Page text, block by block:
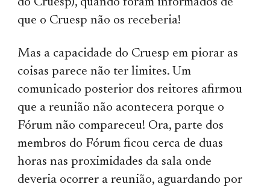
do Cruesp), quando foram informados de
que o Cruesp não os receberia!
Mas a capacidade do Cruesp em piorar as
coisas parece não ter limites. Um
comunicado posterior dos reitores afirmou
que a reunião não acontecera porque o
Fórum não compareceu! Ora, parte dos
membros do Fórum ficou cerca de duas
horas nas proximidades da sala onde
deveria ocorrer a reunião, aguardando por